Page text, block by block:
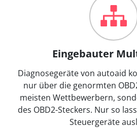
Eingebauter
Diagnosegeräte von autoaid
nur über die genormten
meisten Wettbewerbern,
des OBD2-Steckers. Nur so
Steuergeräte